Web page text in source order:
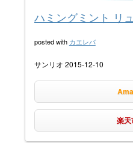
ハミングミント リ
posted with カエレバ
サンリオ 2015-12-10
楽